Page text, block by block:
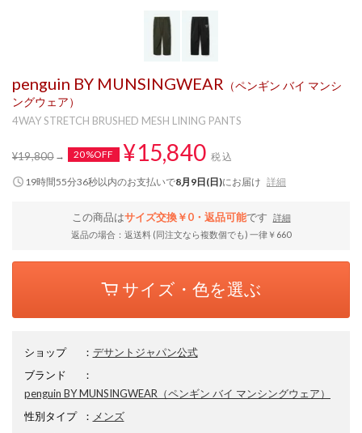
penguin BY MUNSINGWEAR
（ペンギン バイ マンシ
ングウェア）
4WAY STRETCH BRUSHED MESH LINING PANTS
¥19,800 20%OFF ¥15,840 税込
19時間55分35秒以内のお支払いで8月9日(日)にお届け 詳細
この商品はサイズ交換￥0・返品可能です
詳細
返品の場合：返送料 (同注文なら複数個でも) 一律￥660
サイズ・色を選ぶ
ショップ ： デサントジャパン公式
ブランド
：
penguin BY MUNSINGWEAR （ペンギン バイ マンシングウェア）
性別タイプ
： メンズ